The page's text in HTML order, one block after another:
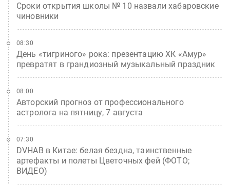
Сроки открытия школы № 10 назвали хабаровские
чиновники
День «тигриного» рока: презентацию ХК «Амур»
превратят в грандиозный музыкальный праздник
08:30
Авторский прогноз от профессионального
астролога на пятницу, 7 августа
08:00
DVHAB в Китае: белая бездна, таинственные
артефакты и полеты Цветочных фей (ФОТО;
ВИДЕО)
07:30